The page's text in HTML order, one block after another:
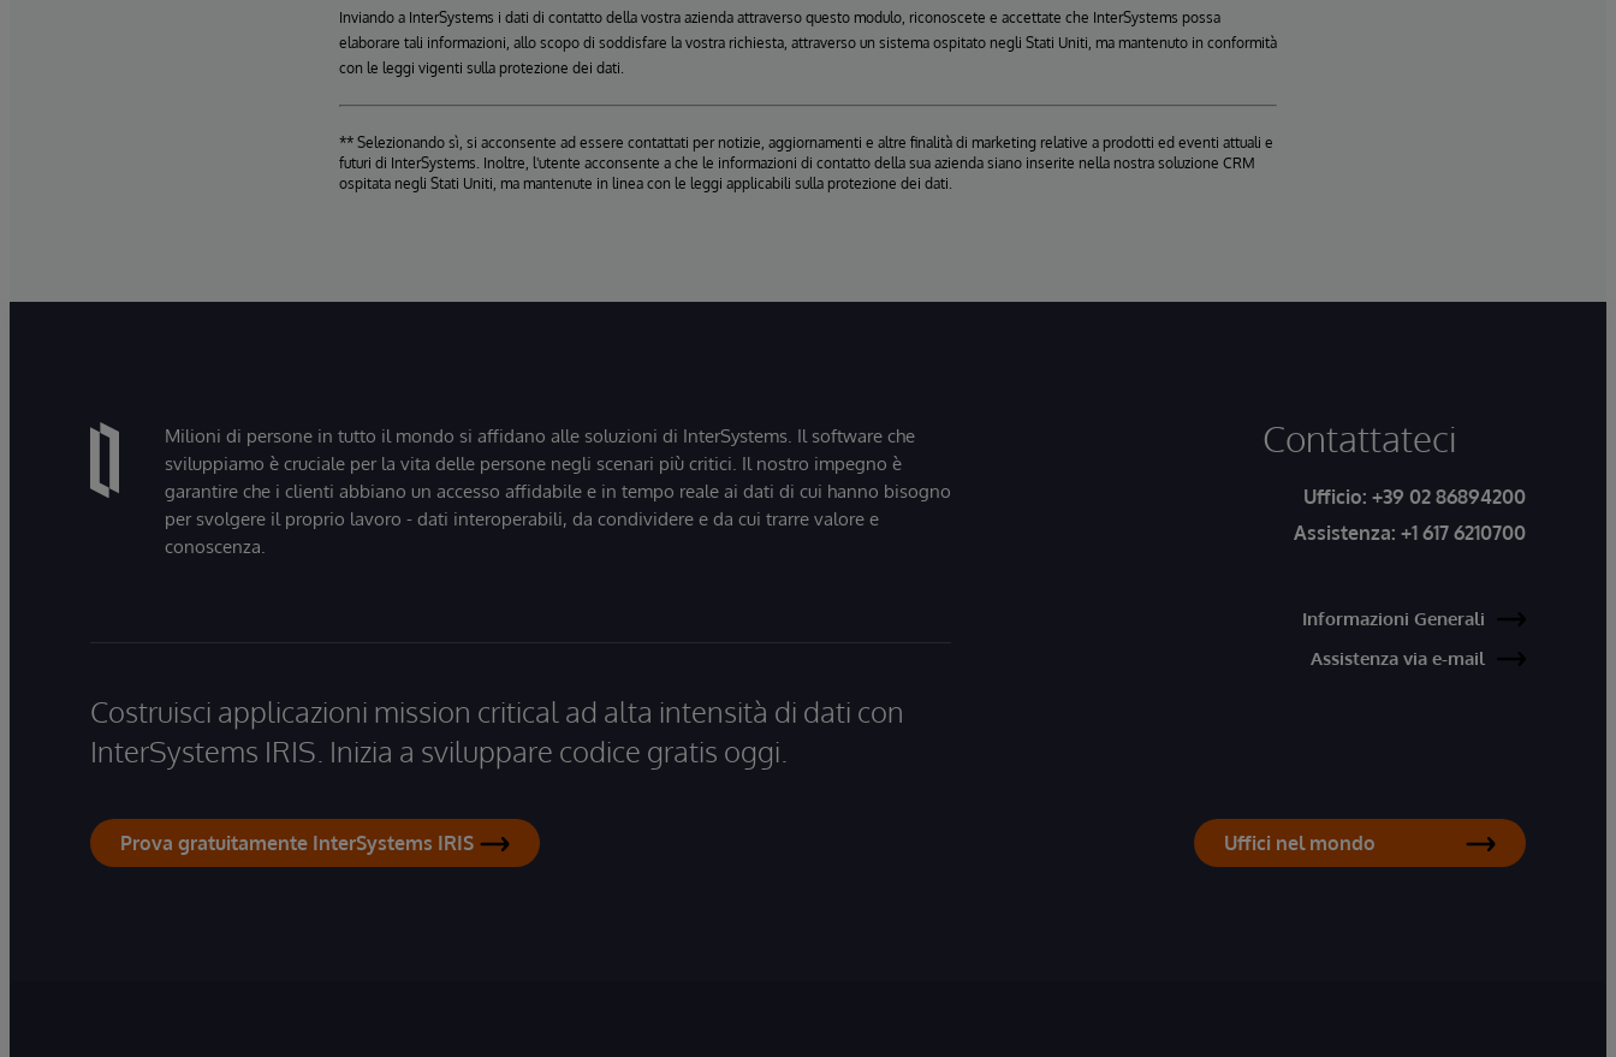
Inviando a InterSystems i dati di contatto della vostra azienda attraverso questo modulo, riconoscete e accettate che InterSystems possa
elaborare tali informazioni, allo scopo di soddisfare la vostra richiesta, attraverso un sistema ospitato negli Stati Uniti, ma mantenuto in conformità
con le leggi vigenti sulla protezione dei dati.
** Selezionando sì, si acconsente ad essere contattati per notizie, aggiornamenti e altre finalità di marketing relative a prodotti ed eventi attuali e
futuri di InterSystems. Inoltre, l'utente acconsente a che le informazioni di contatto della sua azienda siano inserite nella nostra soluzione CRM
ospitata negli Stati Uniti, ma mantenute in linea con le leggi applicabili sulla protezione dei dati.
Milioni di persone in tutto il mondo si affidano alle soluzioni di InterSystems. Il software che
sviluppiamo è cruciale per la vita delle persone negli scenari più critici. Il nostro impegno è
garantire che i clienti abbiano un accesso affidabile e in tempo reale ai dati di cui hanno bisogno
per svolgere il proprio lavoro - dati interoperabili, da condividere e da cui trarre valore e
conoscenza.
Costruisci applicazioni mission critical ad alta intensità di dati con
InterSystems IRIS. Inizia a sviluppare codice gratis oggi.
Prova gratuitamente InterSystems IRIS
Contattateci
Ufficio: +39 02 86894200
Assistenza: +1 617 6210700
Informazioni Generali
Assistenza via e-mail
Uffici nel mondo